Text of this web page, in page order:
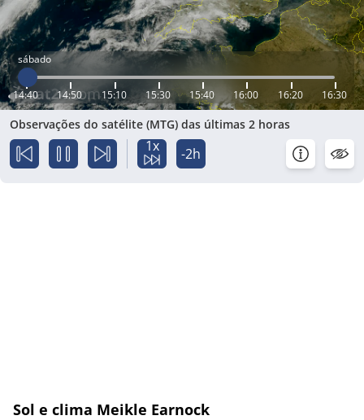
sábado
14:40 14:50 15:10 15:30 15:40 16:00 16:20 16:30
Observações do satélite (MTG) das últimas 2 horas
1x -2h
Sol e clima Meikle Earnock